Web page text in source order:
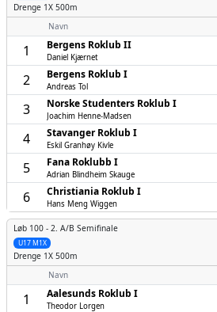
Drenge 1X 500m
Navn
1 Bergens Roklub II
Daniel Kjærnet
2 Bergens Roklub I
Andreas Tol
3 Norske Studenters Roklub I
Joachim Henne-Madsen
4 Stavanger Roklub I
Eskil Granhøy Kivle
5 Fana Roklubb I
Adrian Blindheim Skauge
6 Christiania Roklub I
Hans Meng Wiggen
Løb 100 - 2. A/B Semifinale
U17 M1X
Drenge 1X 500m
Navn
1 Aalesunds Roklub I
Theodor Lorgen